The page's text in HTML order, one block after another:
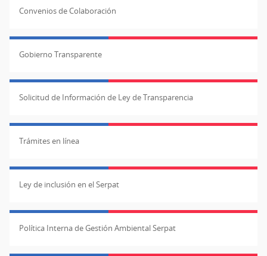
Convenios de Colaboración
Gobierno Transparente
Solicitud de Información de Ley de Transparencia
Trámites en línea
Ley de inclusión en el Serpat
Política Interna de Gestión Ambiental Serpat